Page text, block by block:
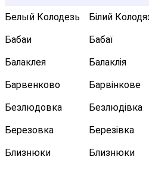
Белый Колодезь
Білий
Бабаи
Бабаї
Балаклея
Балаклія
Барвенково
Барвінкове
Безлюдовка
Безлюдівка
Березовка
Березівка
Близнюки
Близнюки